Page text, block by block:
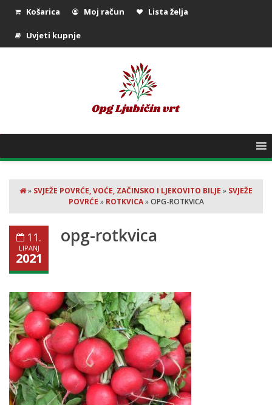
Košarica Moj račun Lista želja
Uvjeti kupnje
» SVJEŽE POVRĆE, VOĆE, ZAČINSKO I LJEKOVITO BILJE » SVJEŽE
POVRĆE » ROTKVICA»OPG-ROTKVICA
opg-rotkvica
11.
LIPANJ
2021